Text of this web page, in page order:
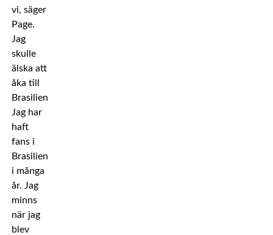
vi, säger
Page.
Jag
skulle
älska att
åka till
Brasilien.
Jag har
haft
fans i
Brasilien
i många
år. Jag
minns
när jag
blev